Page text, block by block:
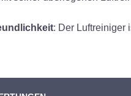
: Der Luftreiniger